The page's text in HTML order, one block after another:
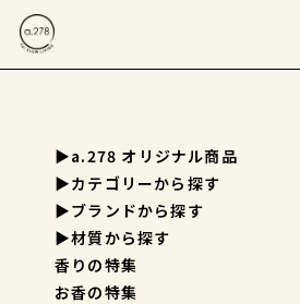
▶a.278 オリジナル商品
▶︎カテゴリーから探す
▶︎ブランドから探す
▶︎材質から探す
香りの特集
お香の特集